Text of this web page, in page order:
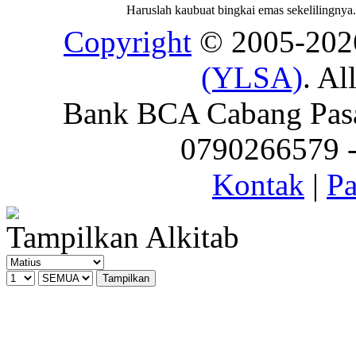
Haruslah kaubuat bingkai emas sekelilingnya.
Copyright © 2005-
(YLSA).
Bank BCA Cabang
0790266579
Kontak |
Tampilkan Alkitab